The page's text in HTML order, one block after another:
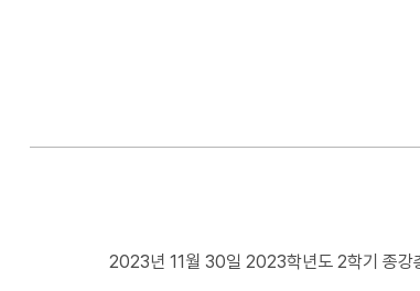
2023년 11월 30일 2023학년도 2학기 종강